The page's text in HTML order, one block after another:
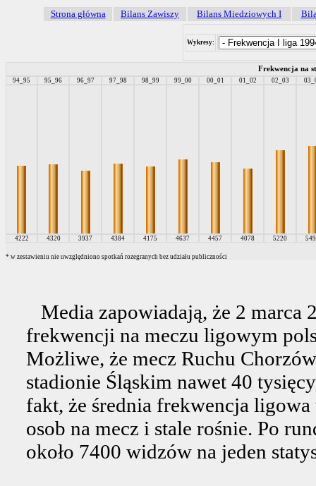
Strona główna Bilans Zawiszy Bilans Miedziowych I
Wykresy:
Frekwencja na
94_95 95_96 96_97 97_98 98_99 99_00 00_01 01_02 02_03
4222 4320 3937 4384 4175 4637 4457 4078 5220
* w zestawieniu nie uwzględniono spotkań rozegranych bez udziału publiczności
Media zapowiadają, że 2 marca
frekwencji na meczu ligowym
Możliwe, że mecz Ruchu
stadionie Śląskim nawet 40
fakt, że średnia frekwencja
osob na mecz i stale rośnie. Po
około 7400 widzów na jeden